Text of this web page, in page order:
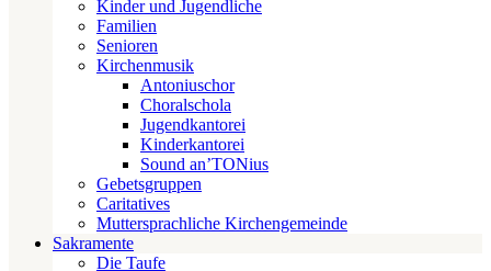
Kinder und Jugendliche
Familien
Senioren
Kirchenmusik
Antoniuschor
Choralschola
Jugendkantorei
Kinderkantorei
Sound an’TONius
Gebetsgruppen
Caritatives
Muttersprachliche Kirchengemeinde
Sakramente
Die Taufe